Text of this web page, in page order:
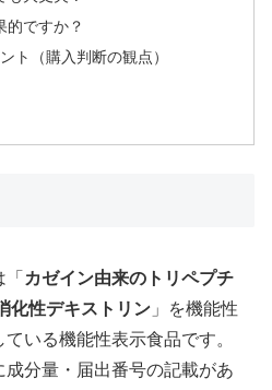
的ですか？
ト（購入判断の観点）
カゼイン由来のトリペプチ
化性デキストリン 」を機能性
いる機能性表示食品です。
成分量・届出番号の記載があ